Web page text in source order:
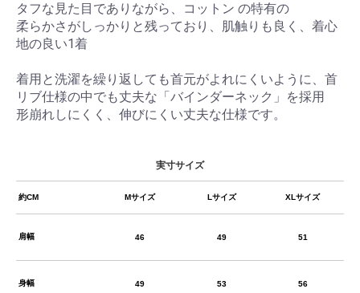
タフな見た目でありながら、コットン の特有の
柔らかさがしっかりと残っており、肌触りも良く、着心
地の良い1着
着用と洗濯を繰り返しても首元がよれにくいように、首
リブ仕様の中でも丈夫な「バインダーネック」を採用
形崩れしにくく、伸びにくい丈夫な仕様です。